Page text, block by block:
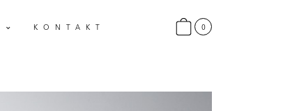
KONTAKT 0